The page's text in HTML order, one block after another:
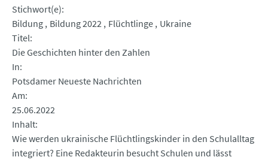
Stichwort(e)
Bildung Bildung 2022 Flüchtlinge Ukraine
Titel
Die Geschichten hinter den Zahlen
In
Potsdamer Neueste Nachrichten
Am
25.06.2022
Inhalt
Wie werden ukrainische Flüchtlingskinder in den Schulalltag
integriert? Eine Redakteurin besucht Schulen und lässt